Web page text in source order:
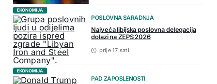
EKONOMIJA
POSLOVNA SARADNJA
Najveća libijska poslovna delegacija
dolazi na ZEPS 2026
prije 17 sati
EKONOMIJA
PAD ZAPOSLENOSTI